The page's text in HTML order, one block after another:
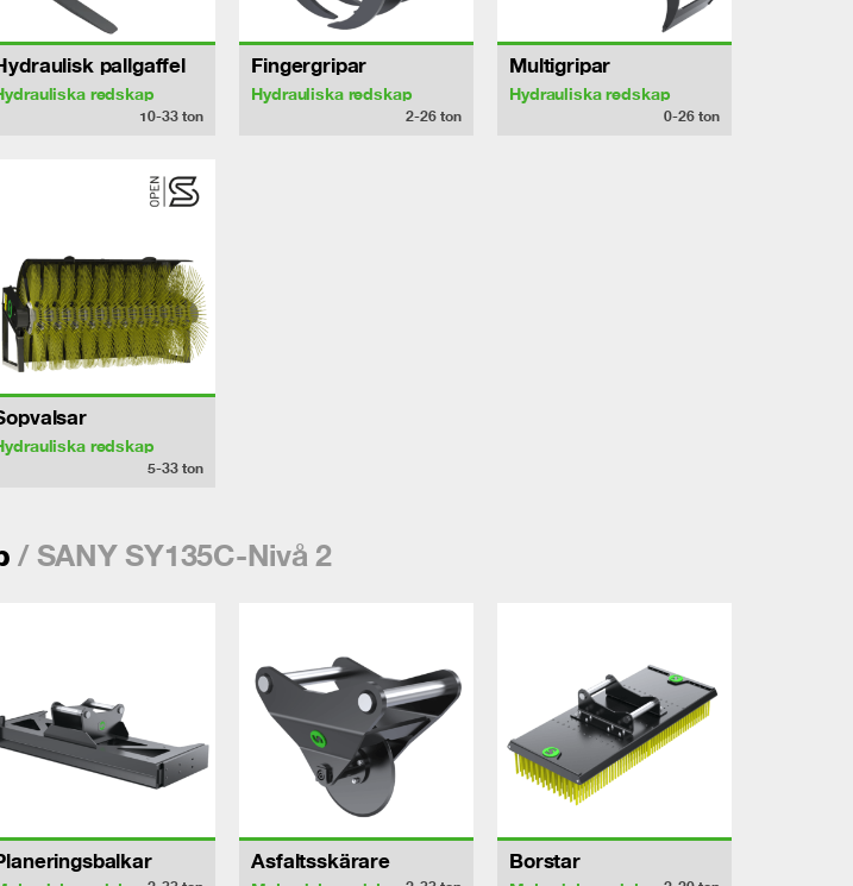
pallgaffel
redskap
10-33ton
Fingergripar
Hydrauliska redskap
2-26ton
Multigripar
Hydrauliska redskap
0-26 ton
redskap
5-33ton
/ SANY SY135C-Nivå 2
Asfaltsskärare Borstar